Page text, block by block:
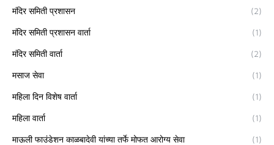
मंदिर समिती प्रशासन (2)
मंदिर समिती प्रशासन वार्ता (1)
मंदिर समिती वार्ता (2)
मसाज सेवा (1)
महिला दिन विशेष वार्ता (1)
महिला वार्ता (1)
माऊली फाउंडेशन काळबादेवी यांच्या तर्फे मोफत आरोग्य सेवा (1)